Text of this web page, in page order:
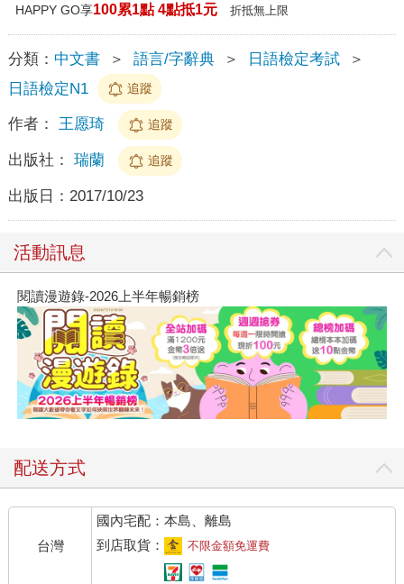
HAPPY GO享100累1點 4點抵1元 折抵無上限
分類： 中文書 ＞ 語言/字辭典 ＞ 日語檢定考試
＞
日語檢定N1
追蹤
作者： 王愿琦 追蹤
出版社： 瑞蘭 追蹤
出版日： 2017/10/23
活動訊息
閱讀漫遊錄-2026上半年暢銷榜
配送方式
台灣
國內宅配：本島、離島
到店取貨：
不限金額免運費